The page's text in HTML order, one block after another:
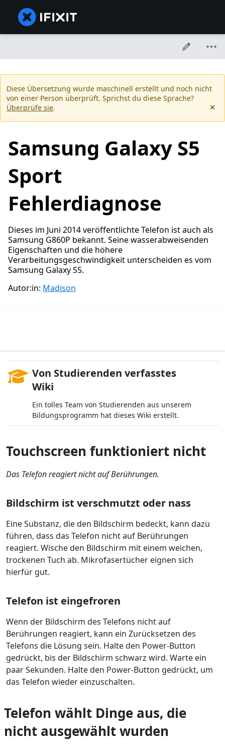
Diese Übersetzung wurde maschinell erstellt und noch nicht
von einer Person überprüft. Sprichst du diese Sprache?
Überprüfe sie.
Samsung Galaxy S5
Sport
Fehlerdiagnose
Dieses im Juni 2014 veröffentlichte Telefon ist auch als
Samsung G860P bekannt. Seine wasserabweisenden
Eigenschaften und die höhere
Verarbeitungsgeschwindigkeit unterscheiden es vom
Samsung Galaxy S5.
Autor:in: Madison
Von Studierenden verfasstes
Wiki
Ein tolles Team von Studierenden aus unserem
Bildungsprogramm hat dieses Wiki erstellt.
Touchscreen funktioniert nicht
Das Telefon reagiert nicht auf Berührungen.
Bildschirm ist verschmutzt oder nass
Eine Substanz, die den Bildschirm bedeckt, kann dazu
führen, dass das Telefon nicht auf Berührungen
reagiert. Wische den Bildschirm mit einem weichen,
trockenen Tuch ab. Mikrofasertücher eignen sich
hierfür gut.
Telefon ist eingefroren
Wenn der Bildschirm des Telefons nicht auf
Berührungen reagiert, kann ein Zurücksetzen des
Telefons die Lösung sein. Halte den Power-Button
gedrückt, bis der Bildschirm schwarz wird. Warte ein
paar Sekunden. Halte den Power-Button gedrückt, um
das Telefon wieder einzuschalten.
Telefon wählt Dinge aus, die
nicht ausgewählt wurden